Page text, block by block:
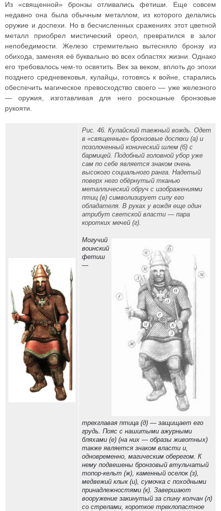
Из «священной» бронзы отливались фетиши. Еще совсем
недавно она была обычным металлом, из которого делались
оружие и доспехи. Но в бесчисленных сражениях этот цветной
металл приобрел мистический ореол, превратился в залог
непобедимости. Железо стремительно вытесняло бронзу из
обихода, заменяя её буквально во всех областях жизни. Однако
его требовалось чем-то освятить. Век за веком, вплоть до эпохи
позднего средневековья, кулайцы, готовясь к войне, старались
обеспечить магическое превосходство своего — уже железного
— оружия, изготавливая для него роскошные бронзовые
рукояти.
Рис. 46. Кулайский таежный вождь. Одет
в «священные» бронзовые доспехи (а) и
позолоченный конический шлем (б) с
бармицей. Подобный головной убор уже
сам по себе является знаком очень
высокого социального ранга. Надетый
поверх него обёрнутый тканью
металлический обруч с изображениями
птиц (в) символизирует силу его
обладателя. В руках у вождя еще один
атрибут светской власти — пара
коротких мечей (г).
Могучий
воинский
фетиш
—
трехглавая птица (д) — защищает его
грудь. Пояс с нашитыми ажурными
бляхами (е) (на них — образы животных)
также является знаком власти и,
одновременно, магическим оберегом. К
нему подвешены бронзовый втульчатый
топор-кельт (ж), каменный оселок (з),
медвежий клык (и), сумочка с походными
принадлежностями (к). Завершают
вооружение закинутый за спину колчан (л)
со стрелами, короткое трехлопастное